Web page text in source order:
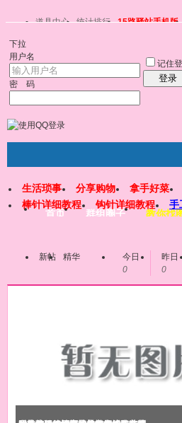
道具中心 统计排行 15路驿站手机版
下拉
用户名
密 码
记住
登录
首页 群组圈子 教你找
生活琐事 分享购物 拿手好菜
棒针详细教程
钩针详细教程 手
新帖 精华
今日
0
昨日
0